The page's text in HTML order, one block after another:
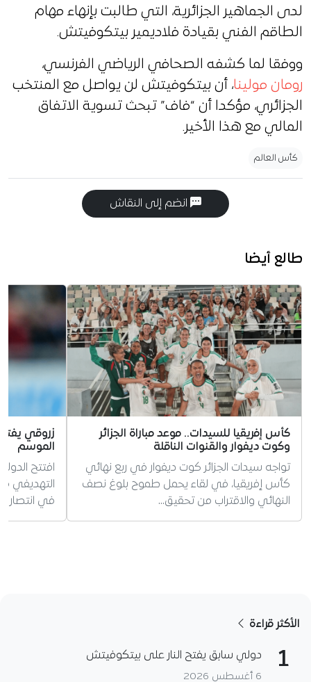
لدى الجماهير الجزائرية، التي طالبت بإنهاء مهام
الطاقم الفني بقيادة فلاديمير بيتكوفيتش.
ووفقا لما كشفه الصحافي الرياضي الفرنسي،
رومان مولينا، أن بيتكوفيتش لن يواصل مع المنتخب
الجزائري، مؤكدا أن “فاف” تبحث تسوية الاتفاق
المالي مع هذا الأخير.
كأس العالم
انضم إلى النقاش
طالع أيضا
كأس إفريقيا للسيدات.. موعد مباراة الجزائر
وكوت ديفوار والقنوات الناقلة
تواجه سيدات الجزائر كوت ديفوار في ربع نهائي
كأس إفريقيا، في لقاء يحمل طموح بلوغ نصف
النهائي والاقتراب من تحقيق…
زروقي
الموسم
افتتح
التهديفي
في انتصار
الأكثر قراءة
1 دولي سابق يفتح النار على بيتكوفيتش
6 أغسطس 2026